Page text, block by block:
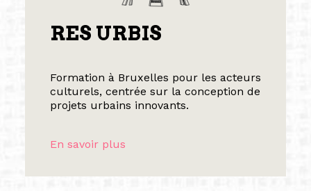
RES URBIS
Formation à Bruxelles pour les acteurs
culturels, centrée sur la conception de
projets urbains innovants.
En savoir plus